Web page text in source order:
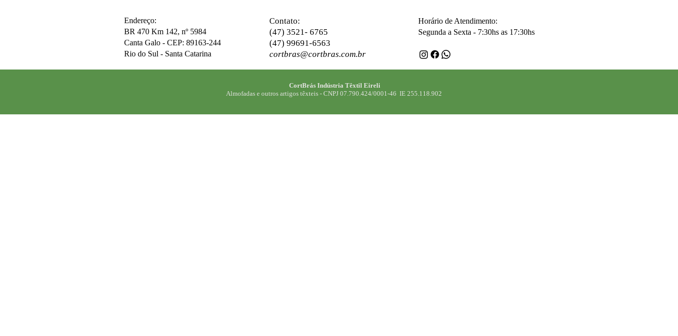
Endereço:
BR 470 Km 142, nº 5984
Canta Galo - CEP: 89163-244
Rio do Sul - Santa Catarina
Contato:
(47) 3521- 6765
(47) 99691-6563
cortbras@cortbras.com.br
Horário de Atendimento:
Segunda a Sexta - 7:30hs as 17:30hs
CortBrás Indústria Têxtil Eireli
Almofadas e outros artigos têxteis - CNPJ 07.790.424/0001-46 IE 255.118.902